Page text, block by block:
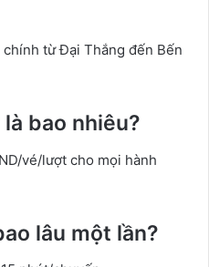
từ Đại Thắng đến Bến
bao nhiêu?
vé/lượt cho mọi hành
lâu một lần?